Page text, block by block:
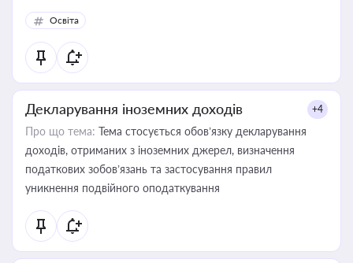
Освіта
Декларування іноземних доходів +4
Про що тема: Тема стосується обов’язку декларування
доходів, отриманих з іноземних джерел, визначення
податкових зобов’язань та застосування правил
уникнення подвійного оподаткування